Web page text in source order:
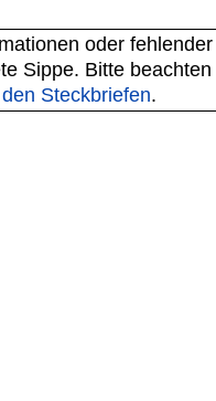
oder
Sippe. Bitte
Steckbriefen.